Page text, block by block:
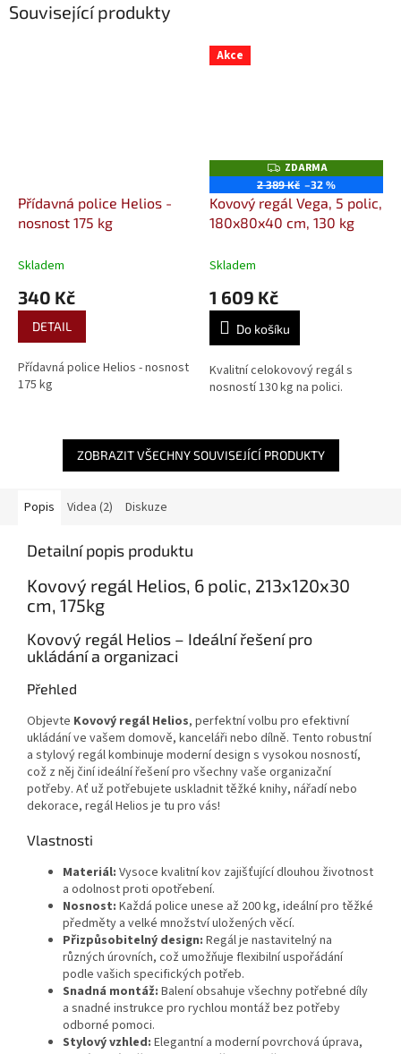
Související produkty
Přídavná police Helios -
nosnost 175 kg
Skladem
340 Kč
DETAIL
Přídavná police Helios - nosnost
175 kg
Akce
Z
D
A
R
M
A
ZDARMA
2 389 Kč –32 %
Kovový regál Vega, 5 polic,
180x80x40 cm, 130 kg
Skladem
1 609 Kč
Do košíku
Kvalitní celokovový regál s
nosností 130 kg na polici.
ZOBRAZIT VŠECHNY SOUVISEJÍCÍ PRODUKTY
Popis Videa (2) Diskuze
Detailní popis produktu
Kovový regál Helios, 6 polic, 213x120x30
cm, 175kg
Kovový regál Helios – Ideální řešení pro
ukládání a organizaci
Přehled
Objevte Kovový regál Helios, perfektní volbu pro efektivní
ukládání ve vašem domově, kanceláři nebo dílně. Tento robustní
a stylový regál kombinuje moderní design s vysokou nosností,
což z něj činí ideální řešení pro všechny vaše organizační
potřeby. Ať už potřebujete uskladnit těžké knihy, nářadí nebo
dekorace, regál Helios je tu pro vás!
Vlastnosti
Materiál: Vysoce kvalitní kov zajišťující dlouhou životnost
a odolnost proti opotřebení.
Nosnost: Každá police unese až 200 kg, ideální pro těžké
předměty a velké množství uložených věcí.
Přizpůsobitelný design: Regál je nastavitelný na
různých úrovních, což umožňuje flexibilní uspořádání
podle vašich specifických potřeb.
Snadná montáž: Balení obsahuje všechny potřebné díly
a snadné instrukce pro rychlou montáž bez potřeby
odborné pomoci.
Stylový vzhled: Elegantní a moderní povrchová úprava,